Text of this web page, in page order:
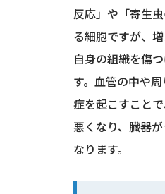
反応」や「寄生
る細胞ですが、
自身の組織を傷
す。血管の中や
症を起こすこと
悪くなり、臓器
なります。